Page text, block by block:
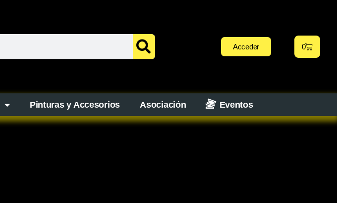
Acceder 0
Pinturas y Accesorios Asociación Eventos